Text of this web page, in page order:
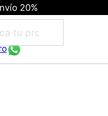
20%